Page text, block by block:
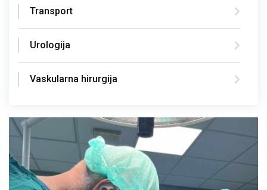
Transport
Urologija
Vaskularna hirurgija